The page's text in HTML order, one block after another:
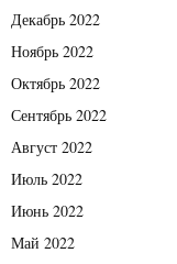
Декабрь 2022
Ноябрь 2022
Октябрь 2022
Сентябрь 2022
Август 2022
Июль 2022
Июнь 2022
Май 2022